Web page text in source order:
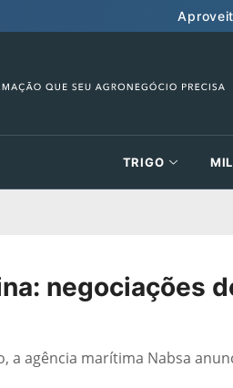
TRIGO
negociações
a agência marítima Nabsa